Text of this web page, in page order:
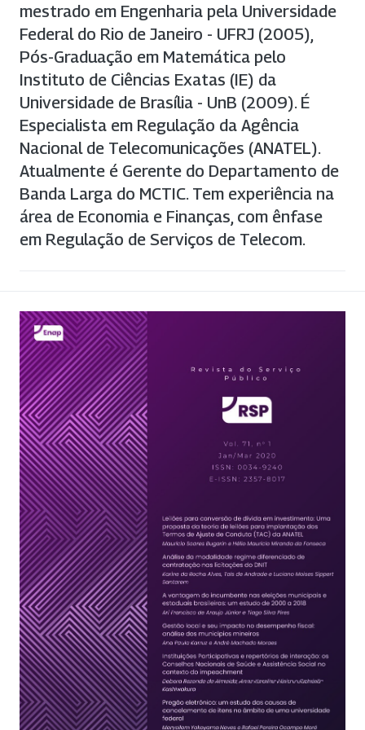
mestrado em Engenharia pela Universidade
Federal do Rio de Janeiro - UFRJ (2005),
Pós-Graduação em Matemática pelo
Instituto de Ciências Exatas (IE) da
Universidade de Brasília - UnB (2009). É
Especialista em Regulação da Agência
Nacional de Telecomunicações (ANATEL).
Atualmente é Gerente do Departamento de
Banda Larga do MCTIC. Tem experiência na
área de Economia e Finanças, com ênfase
em Regulação de Serviços de Telecom.